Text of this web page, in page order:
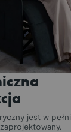
jest w pełni